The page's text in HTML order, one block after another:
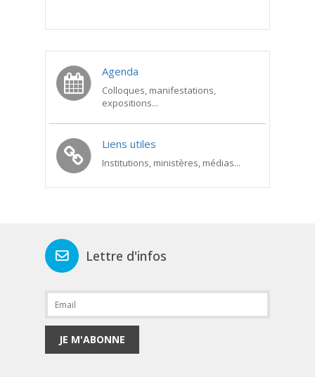
Agenda
Colloques, manifestations,
expositions...
Liens utiles
Institutions, ministères, médias...
Lettre d'infos
JE M'ABONNE